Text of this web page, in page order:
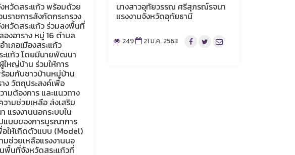
หวัดสระแก้ว พร้อมด้วย
ราชการสังกัดกระทรวง
หวัดสระแก้ว ร่วมลงพื้นที่
งอาราง หมู่ 16 ตำบล
ำเภอเมืองสระแก้ว
ะแก้ว โดยมีนายพัฒนา
ใหญ่บ้าน ร่วมให้การ
อมกับชาวบ้านหมู่บ้าน
ง วัตถุประสงค์เพื่อ
ามต้องการ และแนวทาง
วามช่วยเหลือ ส่งเสริม
แรงงานนอกระบบใน
แบบของการบูรณาการ
อให้เกิดตัวแบบ (Model)
มช่วยเหลือแรงงานนอ
พื้นที่จังหวัดสระแก้วที่
นางสาวอุทัยวรรณ ศรีสุภรณ์รจนา
แรงงานจังหวัดอุทัยธานี
249 21 ม.ค. 2563